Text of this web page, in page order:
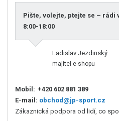
Pište, volejte, ptejte se – rádi
8:00-18:00
Ladislav Jezdinský
majitel e-shopu
Mobil: +420 602 881 389
E-mail: obchod@jp-sport.cz
Zákaznická podpora od lidí, co